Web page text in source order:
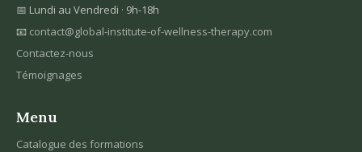
📅 Lundi au Vendredi · 9h-18h
📧 contact@global-institute-of-wellness-therapy.com
Contactez-nous
Témoignages
Menu
Catalogue des formations